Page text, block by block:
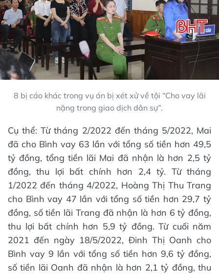
8 bị cáo khác trong vụ án bị xét xử về tội “Cho vay lãi
nặng trong giao dịch dân sự”.
Cụ thể: Từ tháng 2/2022 đến tháng 5/2022, Mai
đã cho Bình vay 63 lần với tổng số tiền hơn 49,5
tỷ đồng, tổng tiền lãi Mai đã nhận là hơn 2,5 tỷ
đồng, thu lợi bất chính hơn 2,4 tỷ. Từ tháng
1/2022 đến tháng 4/2022, Hoàng Thị Thu Trang
cho Bình vay 47 lần với tổng số tiền hơn 29,7 tỷ
đồng, số tiền lãi Trang đã nhận là hơn 6 tỷ đồng,
thu lợi bất chính hơn 5,9 tỷ đồng. Từ cuối năm
2021 đến ngày 18/5/2022, Đinh Thị Oanh cho
Bình vay 9 lần với tổng số tiền hơn 9,6 tỷ đồng,
số tiền lãi Oanh đã nhận là hơn 2,1 tỷ đồng, thu